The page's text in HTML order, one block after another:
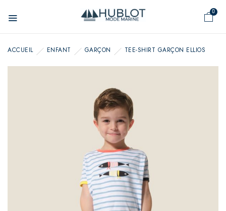
0
ACCUEIL ENFANT GARÇON TEE-SHIRT GARÇON ELLIOS
Panneau de gestion des cookies